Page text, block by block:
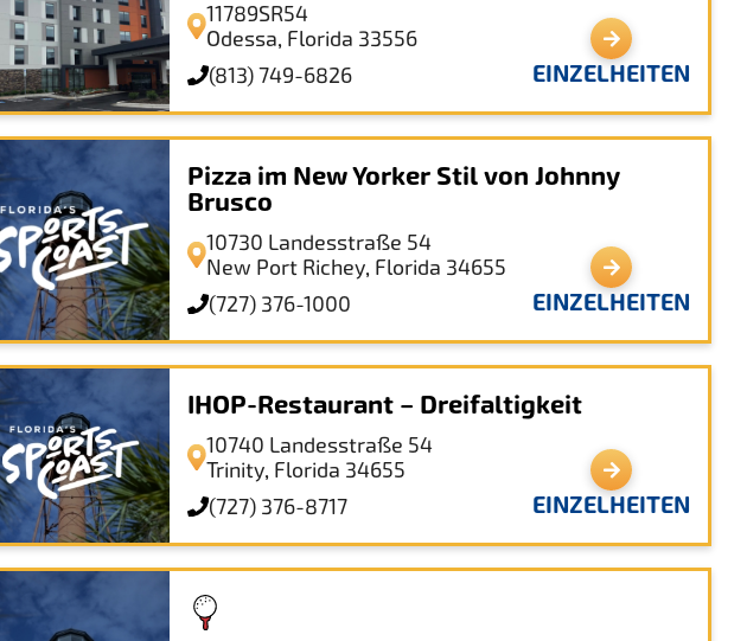
11789SR54
Odessa, Florida 33556
(813) 749-6826
EINZELHEITEN
Pizza im New Yorker Stil von Johnny
Brusco
10730 Landesstraße 54
New Port Richey, Florida 34655
(727) 376-1000
EINZELHEITEN
IHOP-Restaurant – Dreifaltigkeit
10740 Landesstraße 54
Trinity, Florida 34655
(727) 376-8717
EINZELHEITEN